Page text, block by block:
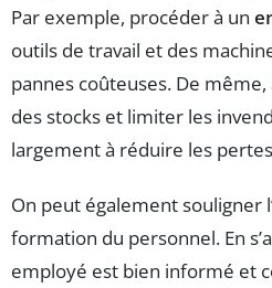
Par exemple, procéder à un
outils de travail et des
pannes coûteuses. De
des stocks et limiter les
largement à réduire les
On peut également souligner
formation du personnel. En
employé est bien informé et